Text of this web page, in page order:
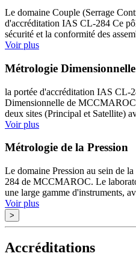
Le domaine Couple (Serrage
d'accréditation IAS CL-284 Ce
sécurité et la conformité des
Voir plus
Métrologie Dimensionnelle
la portée d'accréditation IAS CL-
Dimensionnelle de
deux sites (Principal et Satellite)
Voir plus
Métrologie de la Pression
Le domaine Pression au sein de
284 de MCCMAROC. Le
une large gamme d'instruments,
Voir plus
>
Accréditations